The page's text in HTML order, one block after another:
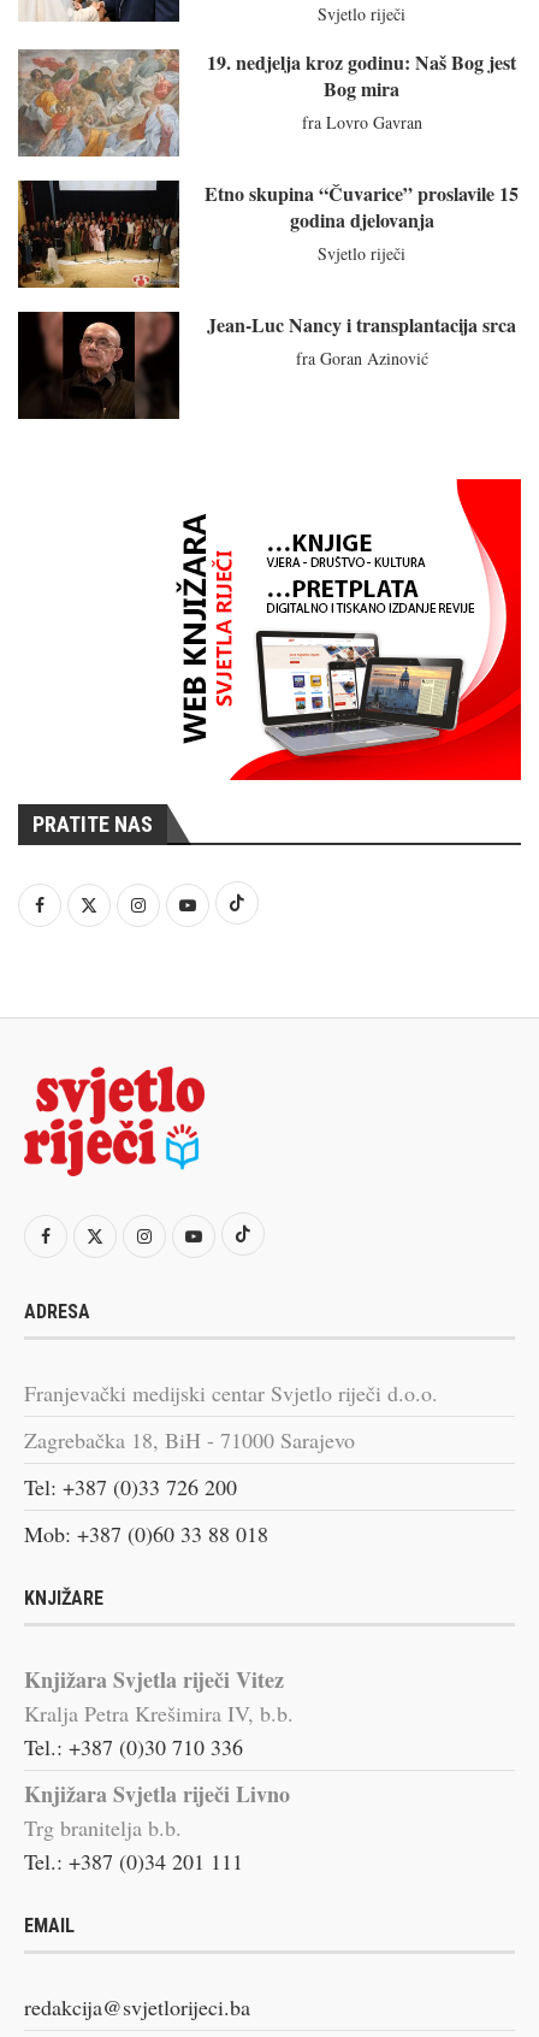
Svjetlo riječi
19. nedjelja kroz godinu: Naš Bog jest
Bog mira
fra Lovro Gavran
Etno skupina “Čuvarice” proslavile 15
godina djelovanja
Svjetlo riječi
Jean-Luc Nancy i transplantacija srca
fra Goran Azinović
PRATITE NAS
ADRESA
Franjevački medijski centar Svjetlo riječi d.o.o.
Zagrebačka 18, BiH - 71000 Sarajevo
Tel: +387 (0)33 726 200
Mob: +387 (0)60 33 88 018
KNJIŽARE
Knjižara Svjetla riječi Vitez
Kralja Petra Krešimira IV, b.b.
Tel.: +387 (0)30 710 336
Knjižara Svjetla riječi Livno
Trg branitelja b.b.
Tel.: +387 (0)34 201 111
EMAIL
redakcija@svjetlorijeci.ba